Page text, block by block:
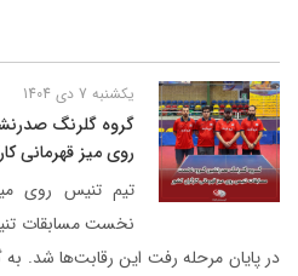
یکشنبه 7 دی 1404
گروه گلرنگ
روی میز قهرمانی
تیم تنیس روی
نخست مسابقات
در پایان مرحله رفت این رقابت‌ها شد.